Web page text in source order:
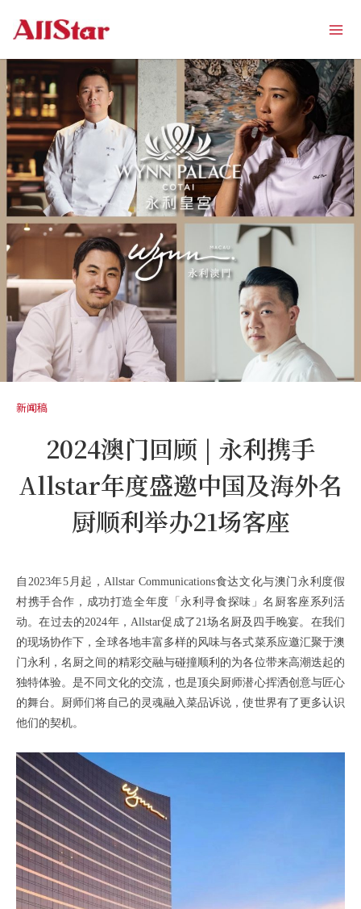
新闻稿
2024澳门回顾 | 永利携手
Allstar年度盛邀中国及海外名
厨顺利举办21场客座
自2023年5月起，Allstar Communications食达文化与澳门永利度假
村携手合作，成功打造全年度「永利寻食探味」名厨客座系列活
动。在过去的2024年，Allstar促成了21场名厨及四手晚宴。在我们
的现场协作下，全球各地丰富多样的风味与各式菜系应邀汇聚于澳
门永利，名厨之间的精彩交融与碰撞顺利的为各位带来高潮迭起的
独特体验。是不同文化的交流，也是顶尖厨师潜心挥洒创意与匠心
的舞台。厨师们将自己的灵魂融入菜品诉说，使世界有了更多认识
他们的契机。